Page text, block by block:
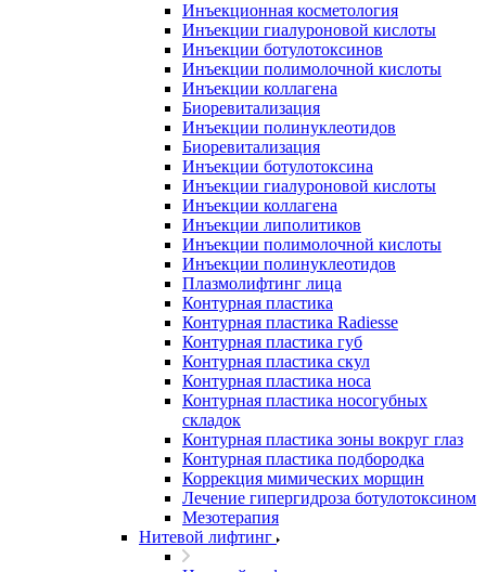
Инъекционная косметология
Инъекции гиалуроновой кислоты
Инъекции ботулотоксинов
Инъекции полимолочной кислоты
Инъекции коллагена
Биоревитализация
Инъекции полинуклеотидов
Биоревитализация
Инъекции ботулотоксина
Инъекции гиалуроновой кислоты
Инъекции коллагена
Инъекции липолитиков
Инъекции полимолочной кислоты
Инъекции полинуклеотидов
Плазмолифтинг лица
Контурная пластика
Контурная пластика Radiesse
Контурная пластика губ
Контурная пластика скул
Контурная пластика носа
Контурная пластика носогубных
складок
Контурная пластика зоны вокруг глаз
Контурная пластика подбородка
Коррекция мимических морщин
Лечение гипергидроза ботулотоксином
Мезотерапия
Нитевой лифтинг